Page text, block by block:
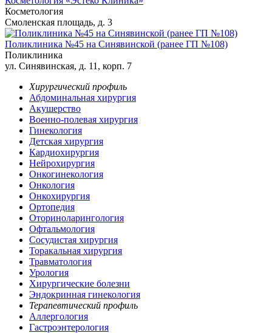
Косметология
Смоленская площадь, д. 3
Поликлиника №45 на Синявинской (ранее ГП №108)
Поликлиника
ул. Синявинская, д. 11, корп. 7
Хирургический профиль
Абдоминальная хирургия
Акушерство
Военно-полевая хирургия
Гинекология
Детская хирургия
Кардиохирургия
Нейрохирургия
Онкогинекология
Онкология
Онкохирургия
Ортопедия
Оториноларингология
Офтальмология
Сосудистая хирургия
Торакальная хирургия
Травматология
Урология
Хирургические болезни
Эндокринная гинекология
Терапевтический профиль
Аллергология
Гастроэнтерология